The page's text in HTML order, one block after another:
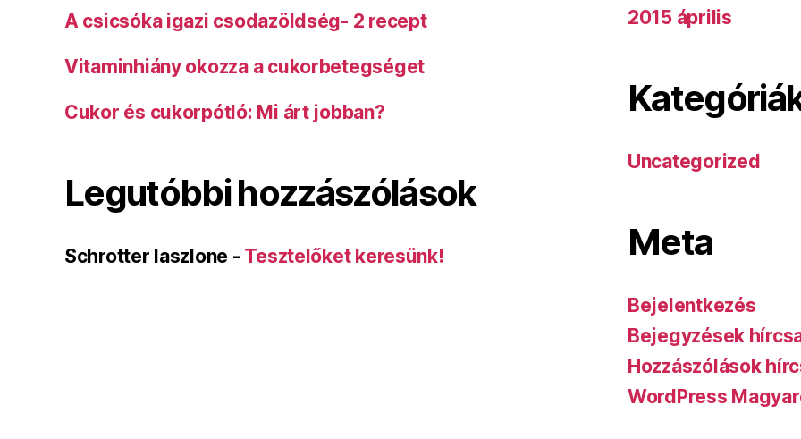
A csicsóka igazi csodazöldség- 2 recept
Vitaminhiány okozza a cukorbetegséget
Cukor és cukorpótló: Mi árt jobban?
Legutóbbi hozzászólások
Schrotter laszlone - Tesztelőket keresünk!
2015 április
Uncategorized
Meta
Bejelentkezés
Bejegyzések
Hozzászólások
WordPress